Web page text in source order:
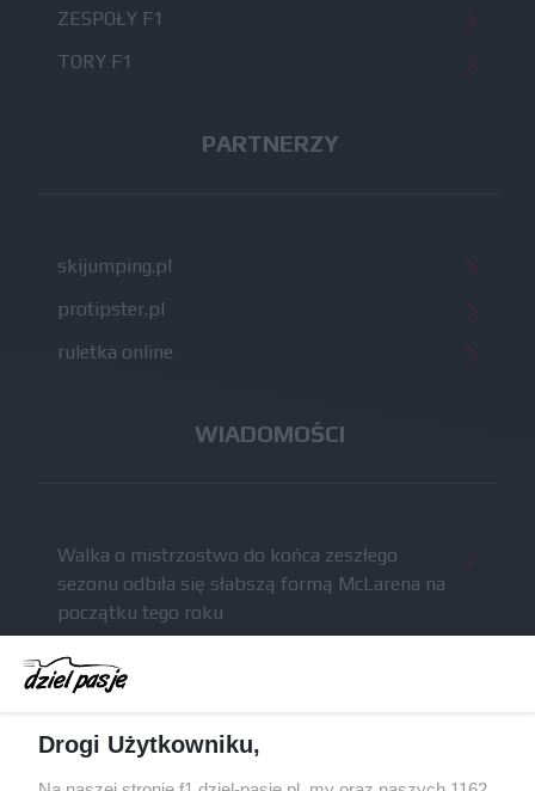
ZESPOŁY F1
TORY F1
PARTNERZY
skijumping.pl
protipster.pl
ruletka online
WIADOMOŚCI
Walka o mistrzostwo do końca zeszłego
sezonu odbiła się słabszą formą McLarena na
początku tego roku
McCullough całkowicie opuści Astona Martina i
ma trafić do Red Bulla (akt.)
zeszłego sezonu
Obecne silniki muszą polegać na uczących się
Drogi Użytkowniku,